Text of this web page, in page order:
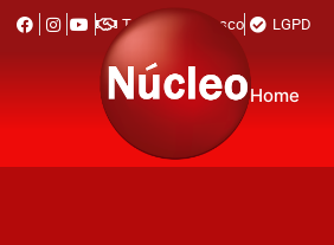
Trabalhe Conosco LGPD
Home